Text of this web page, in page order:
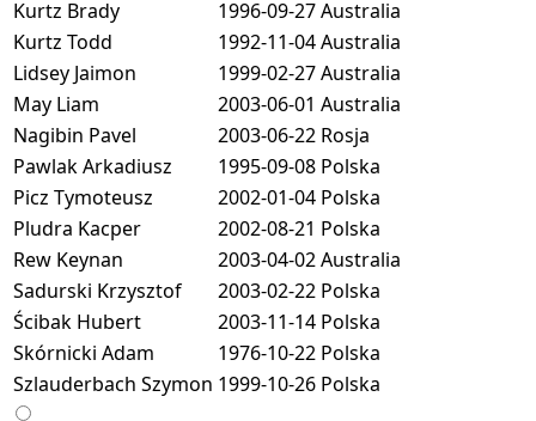
Kurtz Brady
1996-09-27Australia
Kurtz Todd
1992-11-04Australia
Lidsey Jaimon
1999-02-27Australia
May Liam
2003-06-01 Australia
Nagibin Pavel
2003-06-22 Rosja
Pawlak Arkadiusz
1995-09-08 Polska
Picz Tymoteusz
2002-01-04 Polska
Pludra Kacper
2002-08-21 Polska
Rew Keynan
2003-04-02Australia
Sadurski Krzysztof
2003-02-22 Polska
Ścibak Hubert
2003-11-14 Polska
Skórnicki Adam
1976-10-22 Polska
Szlauderbach Szymon 1999-10-26 Polska